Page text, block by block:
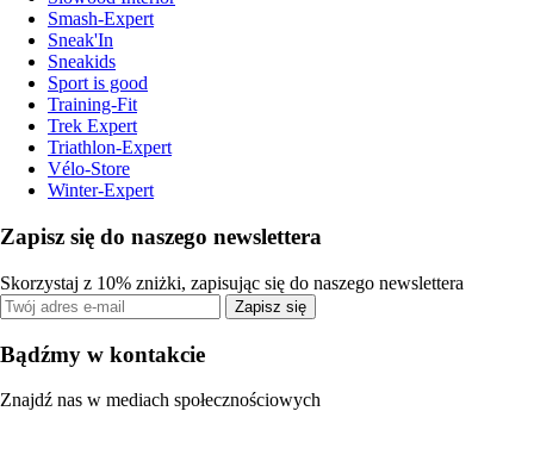
Smash-Expert
Sneak'In
Sneakids
Sport is good
Training-Fit
Trek Expert
Triathlon-Expert
Vélo-Store
Winter-Expert
Zapisz się do naszego newslettera
Skorzystaj z 10% zniżki, zapisując się do naszego newslettera
Zapisz się
Bądźmy w kontakcie
Znajdź nas w mediach społecznościowych